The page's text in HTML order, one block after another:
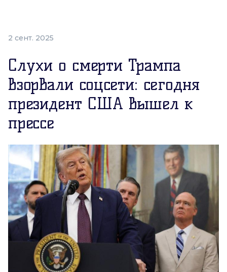
2 сент. 2025
Слухи о смерти Трампа
взорвали соцсети: сегодня
президент США вышел к
прессе